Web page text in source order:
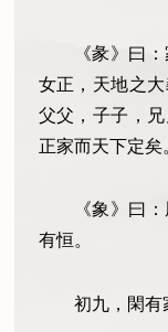
《彖》曰
女正，天地之
父父，子子，
正家而天下定矣
《象》曰
有恒。
初九，閑有